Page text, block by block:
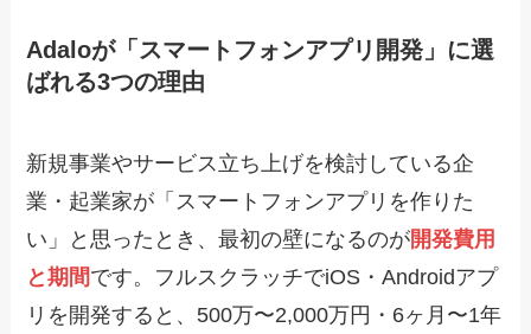
Adaloが「スマートフォンアプリ開発」に選
ばれる3つの理由
新規事業やサービス立ち上げを検討している企
業・起業家が「スマートフォンアプリを作りた
い」と思ったとき、最初の壁になるのが開発費用
と期間です。フルスクラッチでiOS・Androidアプ
リを開発すると、500万〜2,000万円・6ヶ月〜1年